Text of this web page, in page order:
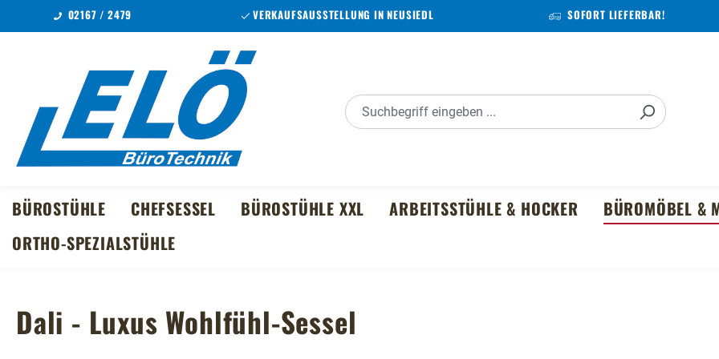
Hauptinhalt springen
Zur Suche springen
Zur Hauptnavigation springen
02167 / 2479 VERKAUFSAUSSTELLUNG IN NEUSIEDL SOFORT LIEFERBAR!
BÜROSTÜHLE CHEFSESSEL BÜROSTÜHLE XXL ARBEITSSTÜHLE & HOCKER BÜROMÖBEL &
ORTHO-SPEZIALSTÜHLE
Dali - Luxus Wohlfühl-Sessel